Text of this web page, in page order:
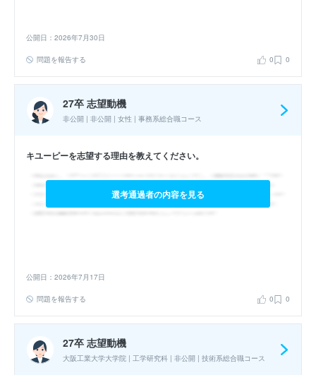
公開日：2026年7月30日
問題を報告する 0 0
27卒 志望動機
非公開 | 非公開 | 女性 | 事務系総合職コース
キユーピーを志望する理由を教えてください。
選考通過者の内容を見る
公開日：2026年7月17日
問題を報告する 0 0
27卒 志望動機
大阪工業大学大学院 | 工学研究科 | 非公開 | 技術系総合職コース